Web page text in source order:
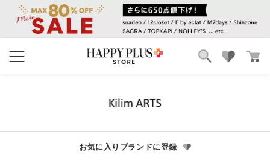
お気に入り
お気に入りブランドに登録